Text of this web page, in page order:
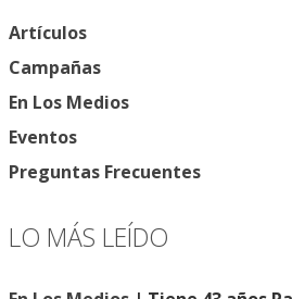
Artículos
Campañas
En Los Medios
Eventos
Preguntas Frecuentes
LO MÁS LEÍDO